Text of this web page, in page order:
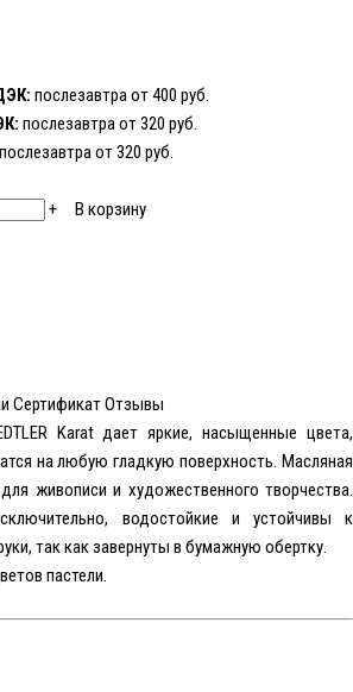
послезавтра от 400 руб.
послезавтра от 320 руб.
послезавтра от 320 руб.
+
В корзину
СертификатОтзывы
Karat дает яркие, насыщенные цвета,
на любую гладкую поверхность. Масляная
живописи и художественного творчества.
водостойкие и устойчивы к
так как завернуты в бумажную обертку.
пастели.